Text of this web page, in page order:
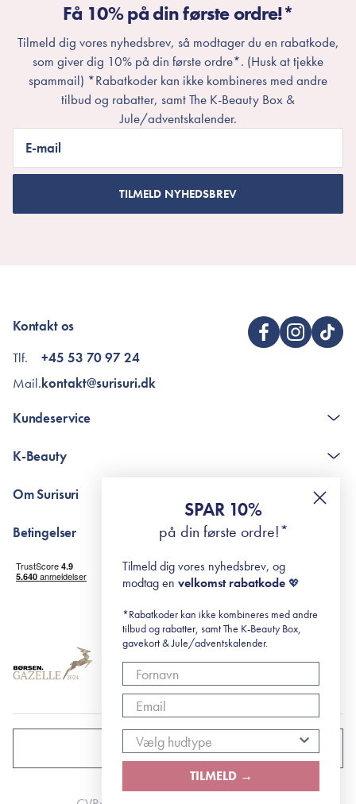
Få 10% på din første ordre!*
Tilmeld dig vores nyhedsbrev, så modtager du en rabatkode,
som giver dig 10% på din første ordre*. (Husk at tjekke
spammail) *Rabatkoder kan ikke kombineres med andre
tilbud og rabatter, samt The K-Beauty Box &
Jule/adventskalender.
E-mail
TILMELD NYHEDSBREV
Kontakt os
Tlf.
Mail.
+45 53 70 97 24
kontakt@surisuri.dk
Kundeservice
The K-Beauty Box - spørgsmål og svar
RE-ZIP
K-Beauty
Retinol for begyndere
surisuri's mini guide til rosacea
Om Surisuri
Black Friday
Betingelser
Levering og returnering
Handelsbetingelser
Abonnementsbetingelser
DANMARK
SPAR 10%
på din første ordre!*
Tilmeld dig vores nyhedsbrev, og
modtag en velkomst rabatkode 💖
*Rabatkoder kan ikke kombineres med andre
tilbud og rabatter, samt The K-Beauty Box,
gavekort & Jule/adventskalender.
TILMELD →